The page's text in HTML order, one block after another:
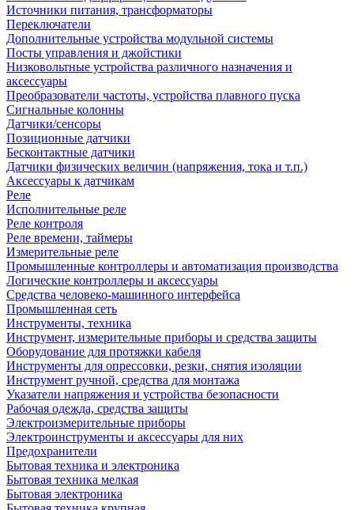
Источники питания, трансформаторы
Переключатели
Дополнительные устройства модульной системы
Посты управления и джойстики
Низковольтные устройства различного назначения и
аксессуары
Преобразователи частоты, устройства плавного пуска
Сигнальные колонны
Датчики/сенсоры
Позиционные датчики
Бесконтактные датчики
Датчики физических величин (напряжения, тока и т.п.)
Аксессуары к датчикам
Реле
Исполнительные реле
Реле контроля
Реле времени, таймеры
Измерительные реле
Промышленные контроллеры и автоматизация производства
Логические контроллеры и аксессуары
Средства человеко-машинного интерфейса
Промышленная сеть
Инструменты, техника
Инструмент, измерительные приборы и средства защиты
Оборудование для протяжки кабеля
Инструменты для опрессовки, резки, снятия изоляции
Инструмент ручной, средства для монтажа
Указатели напряжения и устройства безопасности
Рабочая одежда, средства защиты
Электроизмерительные приборы
Электроинструменты и аксессуары для них
Предохранители
Бытовая техника и электроника
Бытовая техника мелкая
Бытовая электроника